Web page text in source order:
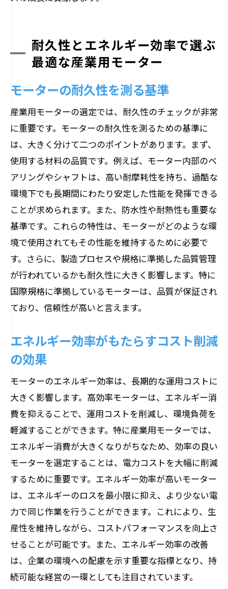
耐久性とエネルギー効率で選ぶ
最適な産業用モーター
モーターの耐久性を測る基準
産業用モーターの選定では、耐久性のチェックが非常
に重要です。モーターの耐久性を測るための基準に
は、大きく分けて二つのポイントがあります。まず、
使用する材料の品質です。例えば、モーター内部のベ
アリングやシャフトは、高い耐摩耗性を持ち、過酷な
環境下でも長期間にわたり安定した性能を発揮できる
ことが求められます。また、防水性や耐熱性も重要な
基準です。これらの特性は、モーターがどのような環
境で使用されてもその性能を維持するために必要で
す。さらに、製造プロセスや規格に準拠した品質管理
が行われているかも耐久性に大きく影響します。特に
国際規格に準拠しているモーターは、品質が保証され
ており、信頼性が高いと言えます。
エネルギー効率がもたらすコスト削減
の効果
モーターのエネルギー効率は、長期的な運用コストに
大きく影響します。高効率モーターは、エネルギー消
費を抑えることで、運用コストを削減し、環境負荷を
軽減することができます。特に産業用モーターでは、
エネルギー消費が大きくなりがちなため、効率の良い
モーターを選定することは、電力コストを大幅に削減
するために重要です。エネルギー効率が高いモーター
は、エネルギーのロスを最小限に抑え、より少ない電
力で同じ作業を行うことができます。これにより、生
産性を維持しながら、コストパフォーマンスを向上さ
せることが可能です。また、エネルギー効率の改善
は、企業の環境への配慮を示す重要な指標となり、持
続可能な経営の一環としても注目されています。